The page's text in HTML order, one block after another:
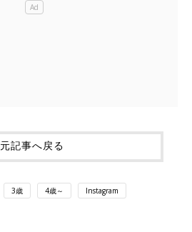
元記事へ戻る
3歳 4歳～ Instagram